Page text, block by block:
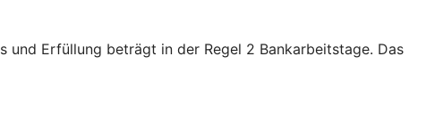
und Erfüllung beträgt in der Regel 2 Bankarbeitstage. Das